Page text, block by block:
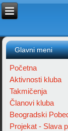
Glavni meni
Početna
Aktivnosti kluba
Takmičenja
Članovi kluba
Beogradski
Projekat - Slava